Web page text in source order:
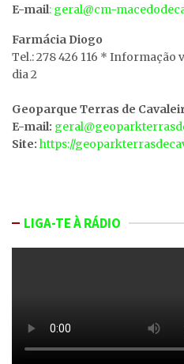
E-mail: geral@cm-
Farmácia Diogo
Tel.: 278 426 116 * Informação
dia 2
Geoparque Terras de
E-mail:
Site: https://
LIGA-TE À RÁDIO